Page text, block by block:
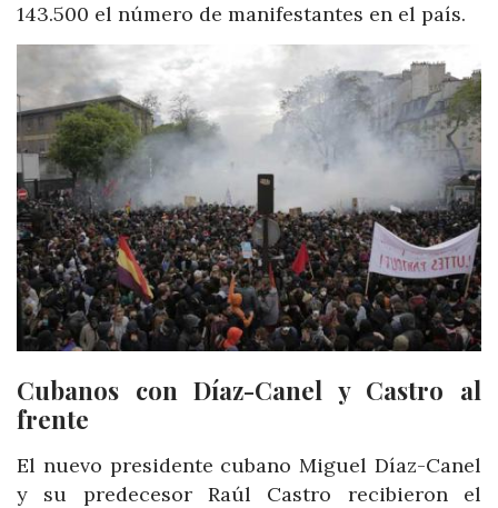
143.500 el número de manifestantes en el país.
Cubanos con Díaz-Canel y Castro al
frente
El nuevo presidente cubano Miguel Díaz-Canel
y su predecesor Raúl Castro recibieron el